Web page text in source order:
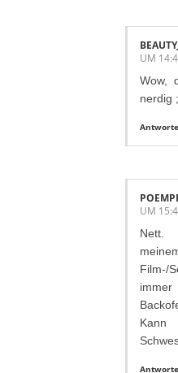
UM
Wow,
nerdig
UM
Nett.
Film-/